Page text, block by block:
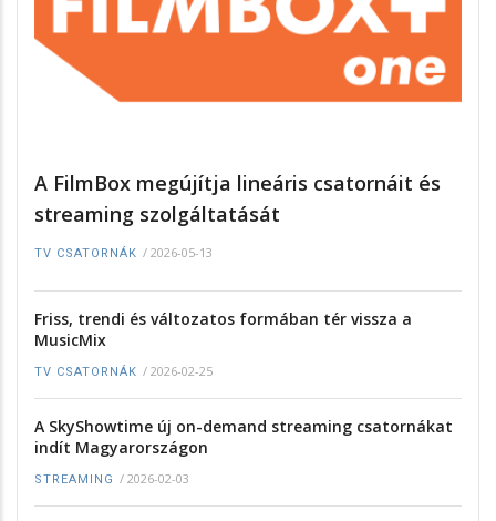
A FilmBox megújítja lineáris csatornáit és
streaming szolgáltatását
TV CSATORNÁK / 2026-05-13
Friss, trendi és változatos formában tér vissza a
MusicMix
TV CSATORNÁK / 2026-02-25
A SkyShowtime új on-demand streaming csatornákat
indít Magyarországon
STREAMING / 2026-02-03